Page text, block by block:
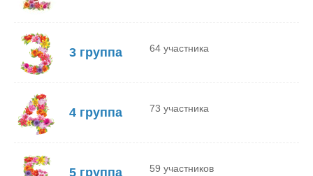
3 группа 64 участника
4 группа 73 участника
5 группа 59 участников